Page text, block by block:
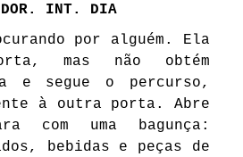
INT. DIA
por alguém. Ela
mas não obtém
e segue o percurso,
à outra porta. Abre
com uma bagunça:
bebidas e peças de